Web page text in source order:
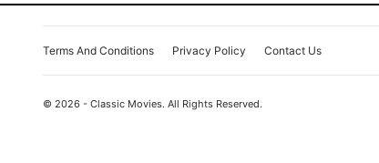
Terms And Conditions Privacy Policy Contact Us
© 2026 - Classic Movies. All Rights Reserved.